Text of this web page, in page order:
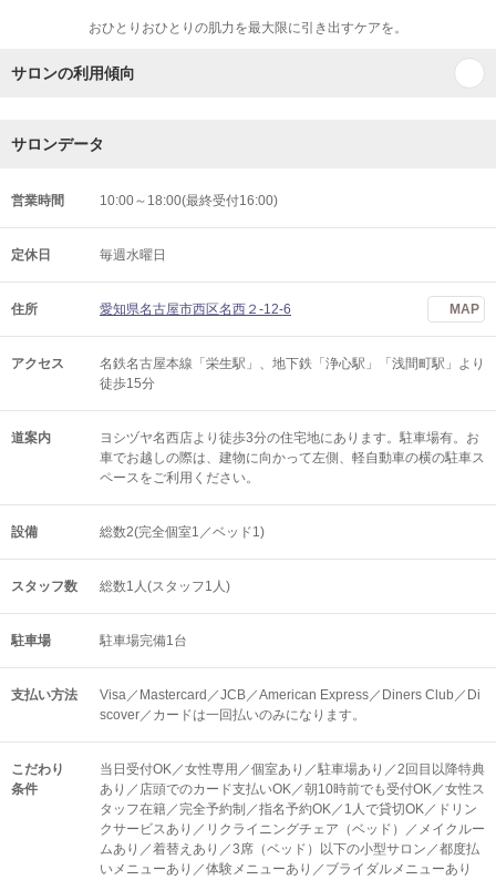
おひとりおひとりの肌力を最大限に引き出すケアを。
サロンの利用傾向
サロンデータ
営業時間 10:00～18:00(最終受付16:00)
定休日 毎週水曜日
住所 愛知県名古屋市西区名西２-12-6 MAP
アクセス
名鉄名古屋本線「栄生駅」、地下鉄「浄心駅」「浅間町駅」より
徒歩15分
道案内
ヨシヅヤ名西店より徒歩3分の住宅地にあります。駐車場有。お
車でお越しの際は、建物に向かって左側、軽自動車の横の駐車ス
ペースをご利用ください。
設備 総数2(完全個室1／ベッド1)
スタッフ数 総数1人(スタッフ1人)
駐車場 駐車場完備1台
支払い方法
Visa／Mastercard／JCB／American Express／Diners Club／Di
scover／カードは一回払いのみになります。
こだわり
条件
当日受付OK／女性専用／個室あり／駐車場あり／2回目以降特典
あり／店頭でのカード支払いOK／朝10時前でも受付OK／女性ス
タッフ在籍／完全予約制／指名予約OK／1人で貸切OK／ドリン
クサービスあり／リクライニングチェア（ベッド）／メイクルー
ムあり／着替えあり／3席（ベッド）以下の小型サロン／都度払
いメニューあり／体験メニューあり／ブライダルメニューあり